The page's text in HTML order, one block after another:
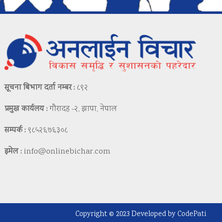
सूचना बिभाग दर्ता नम्बर : ८९२
प्रमुख कार्यलय :गौरादह -२, झापा, नेपाल
सम्पर्क : ९८५२६७६३०८
इमेल : info@onlinebichar.com
Copyright © 2023 Developed byCodePati